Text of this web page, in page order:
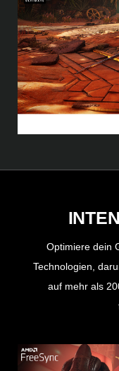
Optimiere dein
Technologien,
auf mehr als